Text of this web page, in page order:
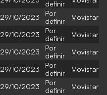
definir
29/10/2023
Por
definir
Movistar
29/10/2023
Por
definir
Movistar
29/10/2023
Por
definir
Movistar
29/10/2023
Por
definir
Movistar
29/10/2023
Por
definir
Movistar